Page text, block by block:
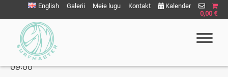
sisu
juurde
English Galerii Meie lugu Kontakt
Kalender
0,00 €
06/21/2026
Select
date.
09:00